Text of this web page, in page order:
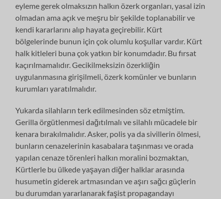
eyleme gerek olmaksızın halkın özerk organları, yasal izin
olmadan ama açık ve meşru bir şekilde toplanabilir ve
kendi kararlarını alıp hayata geçirebilir. Kürt
bölgelerinde bunun için çok olumlu koşullar vardır. Kürt
halk kitleleri buna çok yatkın bir konumdadır. Bu fırsat
kaçırılmamalıdır. Gecikilmeksizin özerkliğin
uygulanmasına girişilmeli, özerk komünler ve bunların
kurumları yaratılmalıdır.
Yukarda silahların terk edilmesinden söz etmiştim.
Gerilla örgütlenmesi dağıtılmalı ve silahlı mücadele bir
kenara bırakılmalıdır. Asker, polis ya da sivillerin ölmesi,
bunların cenazelerinin kasabalara taşınması ve orada
yapılan cenaze törenleri halkın moralini bozmaktan,
Kürtlerle bu ülkede yaşayan diğer halklar arasında
husumetin giderek artmasından ve aşırı sağcı güçlerin
bu durumdan yararlanarak faşist propagandayı